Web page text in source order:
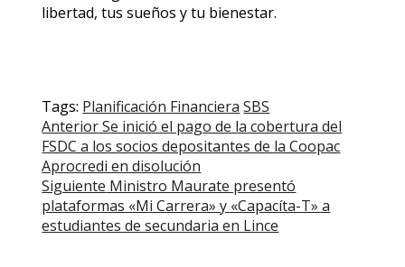
libertad, tus sueños y tu bienestar.
Tags: Planificación Financiera SBS
Post
navigation
AnteriorSe inició el pago de la cobertura del
FSDC a los socios depositantes de la Coopac
Aprocredi en disolución
Siguiente Ministro Maurate presentó
plataformas «Mi Carrera» y «Capacíta-T» a
estudiantes de secundaria en Lince